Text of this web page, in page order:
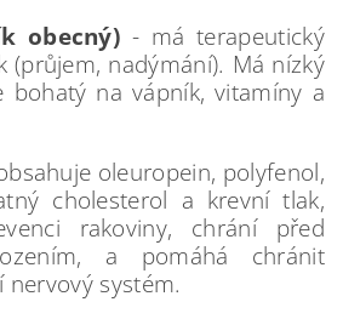
obecný) - má terapeutický
(průjem, nadýmání). Má nízký
bohatý na vápník, vitamíny a
oleuropein, polyfenol,
cholesterol a krevní tlak,
rakoviny, chrání před
a pomáhá chránit
nervový systém.